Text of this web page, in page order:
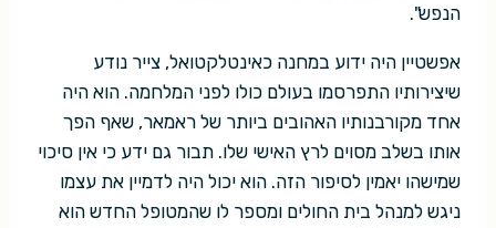
הנפש".
אפשטיין היה ידוע במחנה כאינטלקטואל, צייר נודע
שיצירותיו התפרסמו בעולם כולו לפני המלחמה. הוא היה
אחד מקורבנותיו האהובים ביותר של ראמאר, שאף הפך
אותו בשלב מסוים לרץ האישי שלו. תבור גם ידע כי אין סיכוי
שמישהו יאמין לסיפור הזה. הוא יכול היה לדמיין את עצמו
ניגש למנהל בית החולים ומספר לו שהמטופל החדש הוא